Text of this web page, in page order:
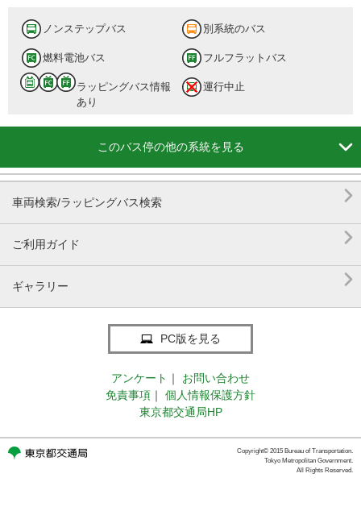
ノンステップバス 別系統のバス
燃料電池バス フルフラットバス
ラッピングバス情報
あり
運行中止
このバス停の他の系統を見る 
車両検索/ラッピングバス検索 
ご利用ガイド 
ギャラリー 
PC版を見る
アンケート ｜
お問い合わせ
免責事項 ｜
個人情報保護方針
東京都交通局HP
Copyright© 2015 Bureau of Transportation.
Tokyo Metropolitan Government.
All Rights Reserved.